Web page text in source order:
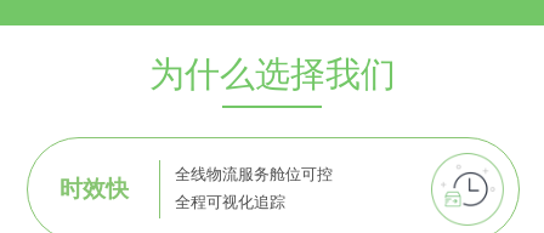
为什么选择我们
时效快
全线物流服务舱位可控
全程可视化追踪